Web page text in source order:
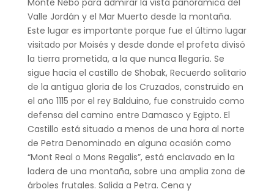
Valle Jordán y el Mar Muerto desde la montaña.
Este lugar es importante porque fue el último lugar
visitado por Moisés y desde donde el profeta divisó
la tierra prometida, a la que nunca llegaría. Se
sigue hacia el castillo de Shobak, Recuerdo solitario
de la antigua gloria de los Cruzados, construido en
el año 1115 por el rey Balduino, fue construido como
defensa del camino entre Damasco y Egipto. El
Castillo está situado a menos de una hora al norte
de Petra Denominado en alguna ocasión como
“Mont Real o Mons Regalis”, está enclavado en la
ladera de una montaña, sobre una amplia zona de
árboles frutales. Salida a Petra. Cena y